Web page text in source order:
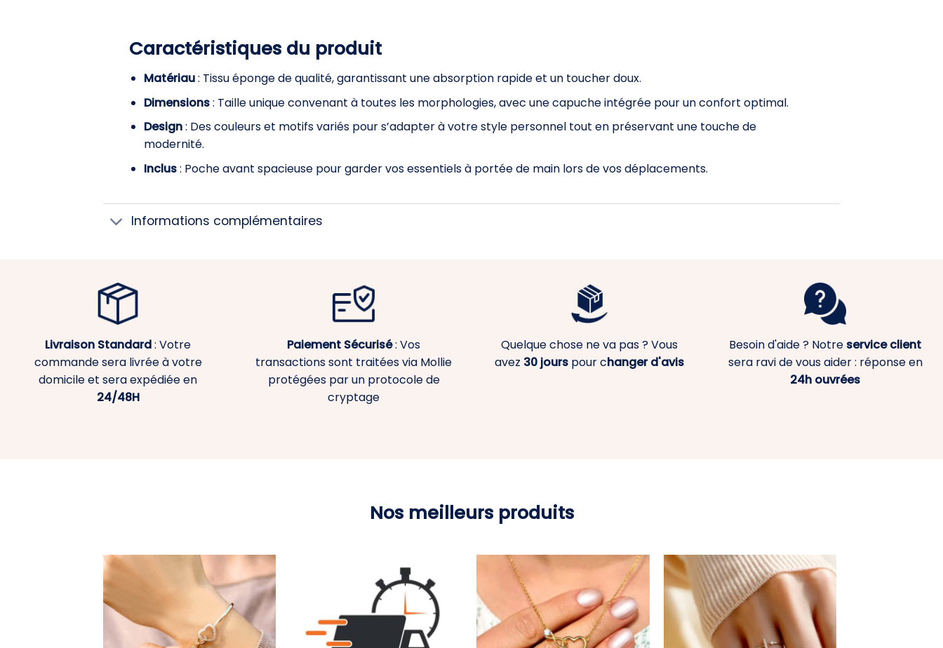
Caractéristiques du produit
Matériau: Tissu éponge de qualité, garantissant une absorption rapide et un toucher doux.
Dimensions: Taille unique convenant à toutes les morphologies, avec une capuche intégrée pour un confort optimal.
Design: Des couleurs et motifs variés pour s’adapter à votre style personnel tout en préservant une touche de
modernité.
Inclus: Poche avant spacieuse pour garder vos essentiels à portée de main lors de vos déplacements.
Informations complémentaires
Livraison Standard: Votre
commande sera livrée à votre
domicile et sera expédiée en
24/48H
Paiement Sécurisé: Vos
transactions sont traitées via Mollie
protégées par un protocole de
cryptage
Quelque chose ne va pas ? Vous
avez 30 jours pour changer d'avis
Besoin d'aide ? Notre service client
sera ravi de vous aider : réponse en
24h ouvrées
Nos meilleurs produits